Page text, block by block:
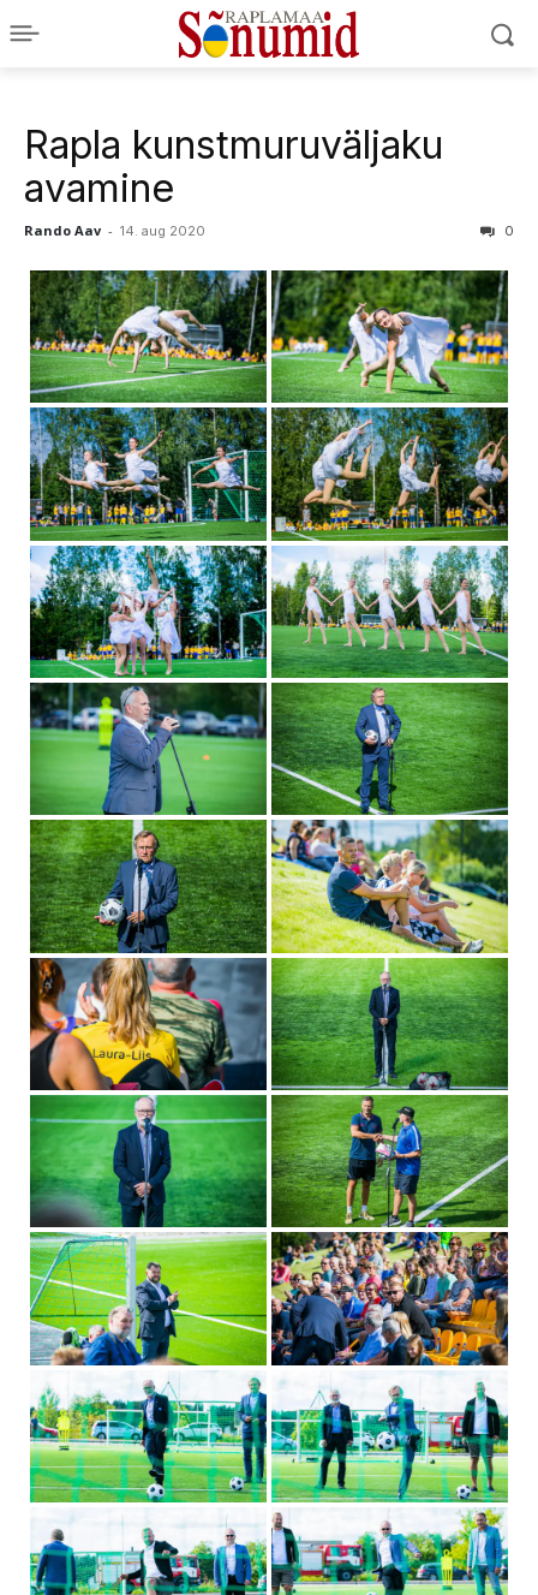
Rapla kunstmuruväljaku
avamine
Rando Aav - 14. aug 2020 0